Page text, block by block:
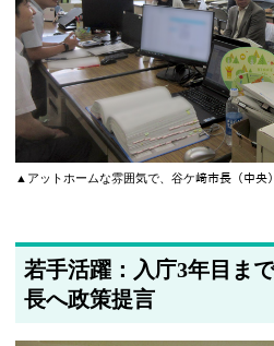
▲アットホームな雰囲気で、谷ケ﨑市長（中央
若手活躍：入庁3年目ま
長へ政策提言